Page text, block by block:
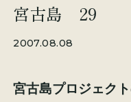
宮古島 29
2007.08.08
宮古島プロジェク
大工が建てる家
気候風土適応住宅
性能・素材